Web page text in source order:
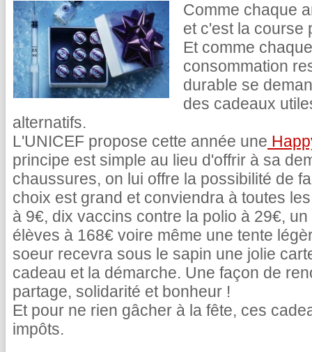
Comme chaque
et c'est la course
Et comme
consommation
durable se
des cadeaux
alternatifs.
L'UNICEF propose cette année une
principe est simple au lieu d'offrir à sa
chaussures, on lui offre la possibilité de
choix est grand et conviendra à toutes
à 9€, dix vaccins contre la polio à 29€,
élèves à 168€ voire même une tente
soeur recevra sous le sapin une jolie
cadeau et la démarche. Une façon de
partage, solidarité et bonheur !
Et pour ne rien gâcher à la fête, ces
impôts.